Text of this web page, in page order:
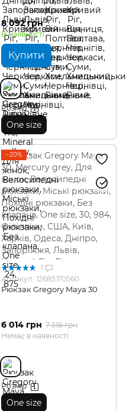
8 092 грн
В наявності
Купити
Розмір
One size
−20%
1
Артикул: 126857/0560
Рюкзак Gregory Maya 30
6 014 грн 7 518 грн
Немає в наявності
Розмір
One size